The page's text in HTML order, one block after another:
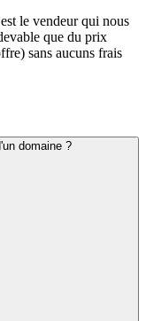
le vendeur qui nous
que du prix
sans aucuns frais
domaine ?